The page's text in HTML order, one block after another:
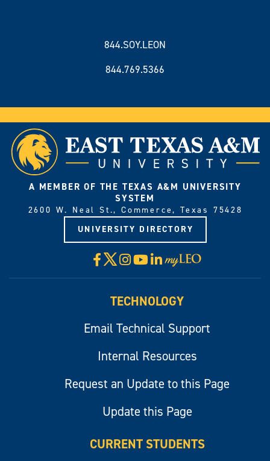
844.SOY.LEON
844.769.5366
A MEMBER OF THE TEXAS A&M UNIVERSITY
SYSTEM
2600 W. Neal St., Commerce, Texas 75428
UNIVERSITY DIRECTORY
Facebook
X Instagram
YouTube
LinkedIn
Visit
myLeo
TECHNOLOGY
Email Technical Support
Internal Resources
Request an Update to this Page
Update this Page
CURRENT STUDENTS